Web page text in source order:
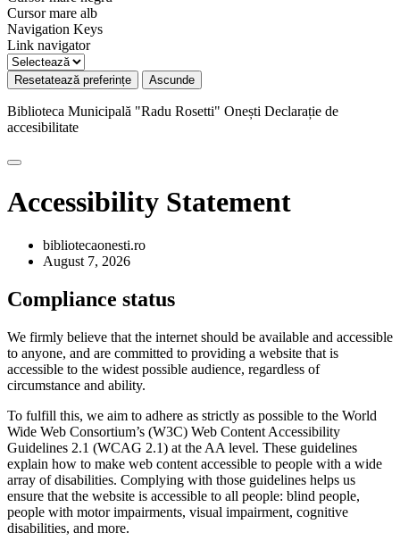
Cursor mare alb
Navigation Keys
Link navigator
Resetatează preferințe Ascunde
Biblioteca Municipală "Radu Rosetti" Onești Declarație de
accesibilitate
Accessibility Statement
bibliotecaonesti.ro
August 7, 2026
Compliance status
We firmly believe that the internet should be available and accessible
to anyone, and are committed to providing a website that is
accessible to the widest possible audience, regardless of
circumstance and ability.
To fulfill this, we aim to adhere as strictly as possible to the World
Wide Web Consortium’s (W3C) Web Content Accessibility
Guidelines 2.1 (WCAG 2.1) at the AA level. These guidelines
explain how to make web content accessible to people with a wide
array of disabilities. Complying with those guidelines helps us
ensure that the website is accessible to all people: blind people,
people with motor impairments, visual impairment, cognitive
disabilities, and more.